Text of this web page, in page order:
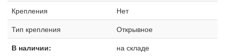
Крепления
Нет
Тип крепления
Открывное
В наличии:
на складе